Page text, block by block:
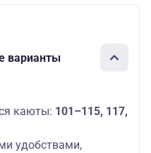
варианты
каюты: 101–115, 117,
удобствами,